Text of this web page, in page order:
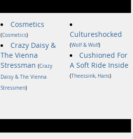
Cosmetics
(Cosmetics)
Crazy Daisy &
The Vienna
Stressman (Crazy
Daisy & The Vienna
Stressmen)
Cultureshocked
(Wolf & Wolf)
Cushioned For
A Soft Ride Inside
(Theessink, Hans)